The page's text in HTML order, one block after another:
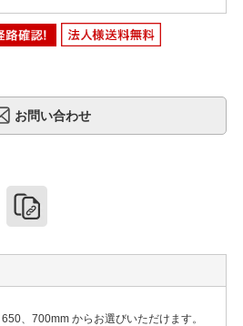
、700mm からお選びいただけます。